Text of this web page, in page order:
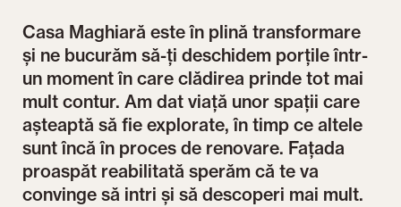
Casa Maghiară este în plină transformare
și ne bucurăm să-ți deschidem porțile într-
un moment în care clădirea prinde tot mai
mult contur. Am dat viață unor spații care
așteaptă să fie explorate, în timp ce altele
sunt încă în proces de renovare. Fațada
proaspăt reabilitată sperăm că te va
convinge să intri și să descoperi mai mult.